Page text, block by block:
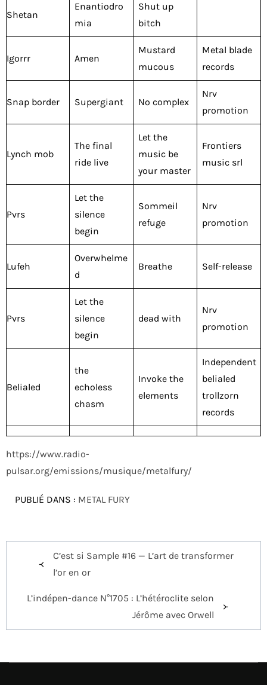
Shetan
Enantiodro
mia
Shut up
bitch
Igorrr Amen
Mustard
mucous
Metal blade
records
Snap border Supergiant No complex
Nrv
promotion
Lynch mob
The final
ride live
Let the
music be
your master
Frontiers
music srl
Pvrs
Let the
silence
begin
Sommeil
refuge
Nrv
promotion
Lufeh
Overwhelme
d
Breathe Self-release
Pvrs
Let the
silence
begin
dead with
Nrv
promotion
Belialed
the
echoless
chasm
Invoke the
elements
Independent
belialed
trollzorn
records
https://www.radio-
pulsar.org/emissions/musique/metalfury/
DU
2026
SPECIALE
PUBLIÉ DANS : METAL FURY
Navigation
C’est si Sample #16 — L’art de transformer
l’or en or
L’indépen-dance N°1705 : L’hétéroclite selon
Jérôme avec Orwell